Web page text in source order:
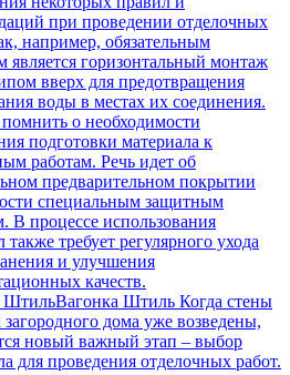
при проведении отделочных
например, обязательным
является горизонтальный монтаж
вверх для предотвращения
воды в местах их соединения.
о необходимости
подготовки материала к
работам. Речь идет об
предварительном покрытии
специальным защитным
В процессе использования
также требует регулярного ухода
и улучшения
качеств.
ШтильВагонка Штиль Когда стены
дома уже возведены,
новый важный этап – выбор
для проведения отделочных работ.